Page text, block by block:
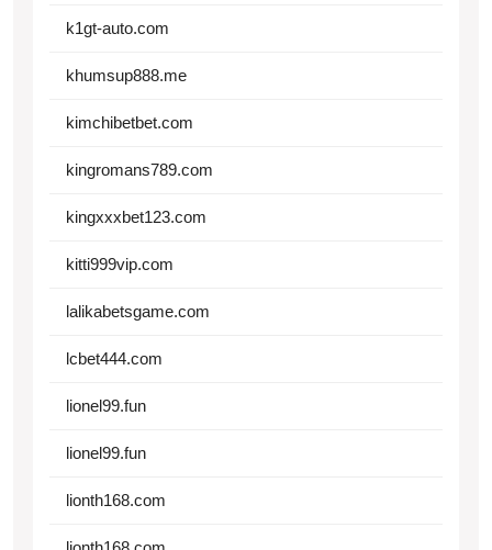
k1gt-auto.com
khumsup888.me
kimchibetbet.com
kingromans789.com
kingxxxbet123.com
kitti999vip.com
lalikabetsgame.com
lcbet444.com
lionel99.fun
lionel99.fun
lionth168.com